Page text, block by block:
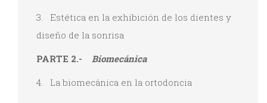
3. Estética en la exhibición de los dientes y
diseño de la sonrisa
PARTE 2.- Biomecánica
4. La biomecánica en la ortodoncia